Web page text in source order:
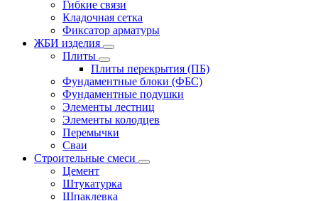
Гибкие связи
Кладочная сетка
Фиксатор арматуры
ЖБИ изделия
Плиты
Плиты перекрытия (ПБ)
Фундаментные блоки (ФБС)
Фундаментные подушки
Элементы лестниц
Элементы колодцев
Перемычки
Сваи
Строительные смеси
Цемент
Штукатурка
Шпаклевка